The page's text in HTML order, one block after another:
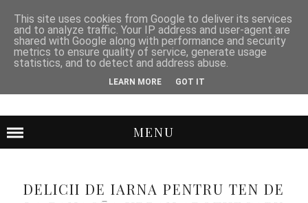
MENU
DELICII DE IARNA PENTRU TEN DE
This site uses cookies from Google to deliver its services
and to analyze traffic. Your IP address and user-agent are
shared with Google along with performance and security
metrics to ensure quality of service, generate usage
statistics, and to detect and address abuse.
LEARN MORE GOT IT